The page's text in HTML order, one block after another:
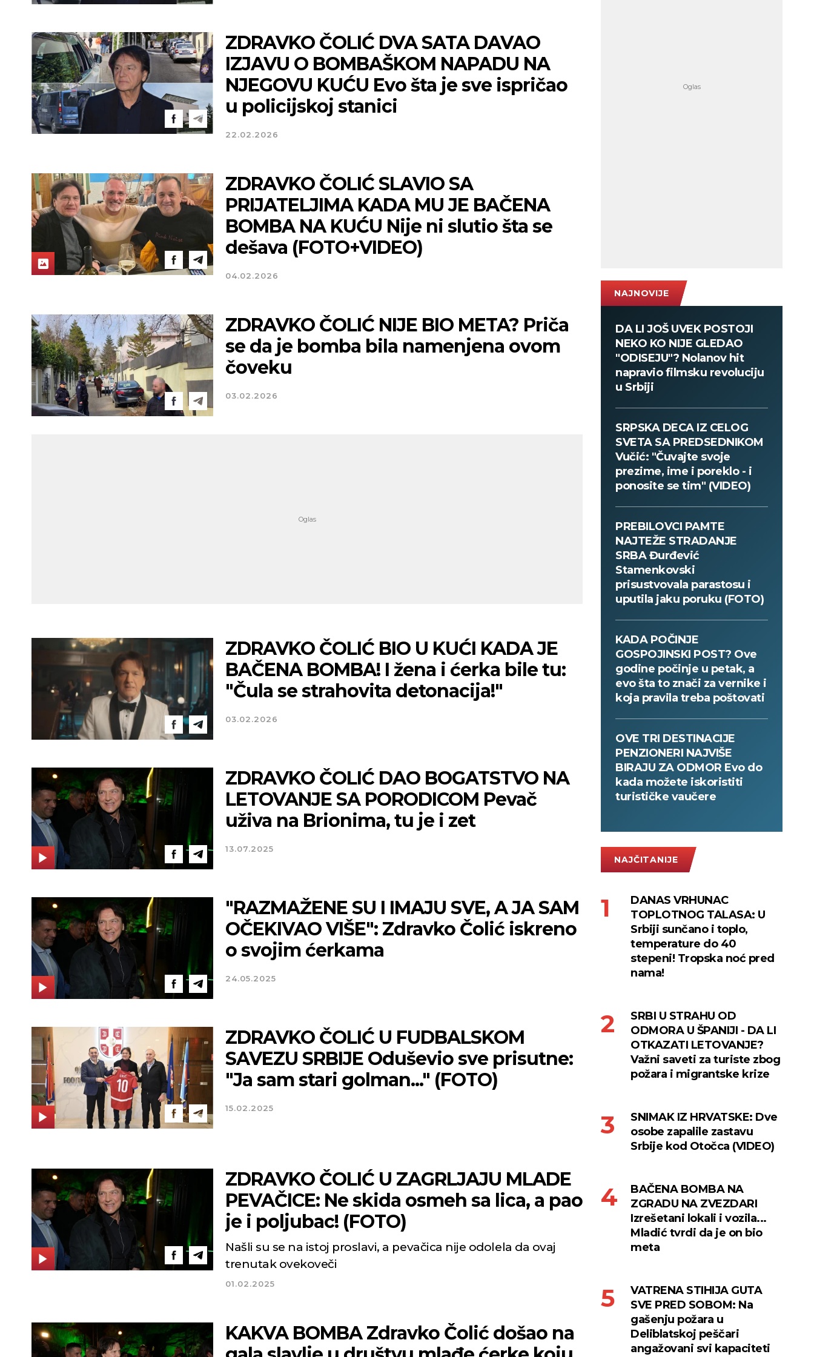
ZDRAVKO ČOLIĆ DVA SATA DAVAO
IZJAVU O BOMBAŠKOM NAPADU NA
NJEGOVU KUĆU Evo šta je sve ispričao
u policijskoj stanici
22.02.2026
ZDRAVKO ČOLIĆ SLAVIO SA
PRIJATELJIMA KADA MU JE BAČENA
BOMBA NA KUĆU Nije ni slutio šta se
dešava (FOTO+VIDEO)
04.02.2026
ZDRAVKO ČOLIĆ NIJE BIO META? Priča
se da je bomba bila namenjena ovom
čoveku
03.02.2026
ZDRAVKO ČOLIĆ BIO U KUĆI KADA JE
BAČENA BOMBA! I žena i ćerka bile tu:
"Čula se strahovita detonacija!"
03.02.2026
ZDRAVKO ČOLIĆ DAO BOGATSTVO NA
LETOVANJE SA PORODICOM Pevač
uživa na Brionima, tu je i zet
13.07.2025
"RAZMAŽENE SU I IMAJU SVE, A JA SAM
OČEKIVAO VIŠE": Zdravko Čolić iskreno
o svojim ćerkama
24.05.2025
ZDRAVKO ČOLIĆ U FUDBALSKOM
SAVEZU SRBIJE Oduševio sve prisutne:
"Ja sam stari golman..." (FOTO)
15.02.2025
ZDRAVKO ČOLIĆ U ZAGRLJAJU MLADE
PEVAČICE: Ne skida osmeh sa lica, a pao
je i poljubac! (FOTO)
Našli su se na istoj proslavi, a pevačica nije odolela da ovaj
trenutak ovekoveči
01.02.2025
KAKVA BOMBA Zdravko Čolić došao na
NAJNOVIJE
DA LI JOŠ UVEK POSTOJI
NEKO KO NIJE GLEDAO
"ODISEJU"? Nolanov hit
napravio filmsku revoluciju
u Srbiji
SRPSKA DECA IZ CELOG
SVETA SA PREDSEDNIKOM
Vučić: "Čuvajte svoje
prezime, ime i poreklo - i
ponosite se tim" (VIDEO)
PREBILOVCI PAMTE
NAJTEŽE STRADANJE
SRBA Đurđević
Stamenkovski
prisustvovala parastosu i
uputila jaku poruku (FOTO)
KADA POČINJE
GOSPOJINSKI POST? Ove
godine počinje u petak, a
evo šta to znači za vernike i
koja pravila treba poštovati
OVE TRI DESTINACIJE
PENZIONERI NAJVIŠE
BIRAJU ZA ODMOR Evo do
kada možete iskoristiti
turističke vaučere
NAJČITANIJE
DANAS VRHUNAC
TOPLOTNOG TALASA: U
Srbiji sunčano i toplo,
temperature do 40
stepeni! Tropska noć pred
nama!
SRBI U STRAHU OD
ODMORA U ŠPANIJI - DA LI
OTKAZATI LETOVANJE?
Važni saveti za turiste zbog
požara i migrantske krize
SNIMAK IZ HRVATSKE: Dve
osobe zapalile zastavu
Srbije kod Otočca (VIDEO)
BAČENA BOMBA NA
ZGRADU NA ZVEZDARI
Izrešetani lokali i vozila...
Mladić tvrdi da je on bio
meta
VATRENA STIHIJA GUTA
SVE PRED SOBOM: Na
gašenju požara u
Deliblatskoj peščari
angažovani svi kapaciteti